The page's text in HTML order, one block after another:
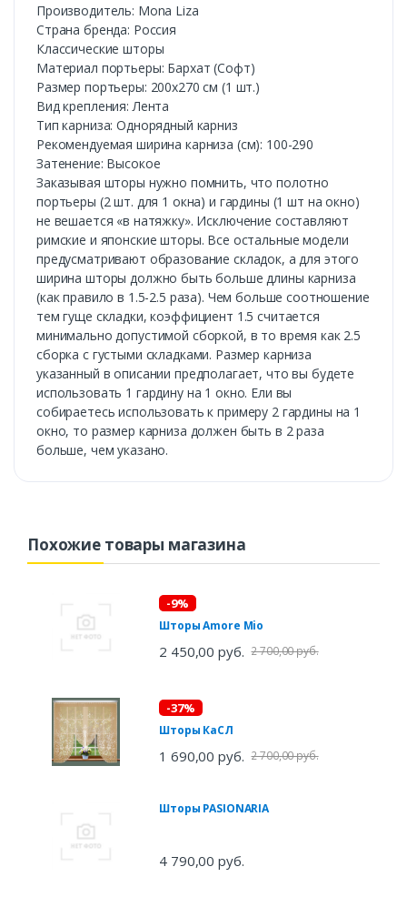
Производитель: Mona Liza
Страна бренда: Россия
Классические шторы
Материал портьеры: Бархат (Софт)
Размер портьеры: 200х270 см (1 шт.)
Вид крепления: Лента
Тип карниза: Однорядный карниз
Рекомендуемая ширина карниза (см): 100-290
Затенение: Высокое
Заказывая шторы нужно помнить, что полотно
портьеры (2 шт. для 1 окна) и гардины (1 шт на окно)
не вешается «в натяжку». Исключение составляют
римские и японские шторы. Все остальные модели
предусматривают образование складок, а для этого
ширина шторы должно быть больше длины карниза
(как правило в 1.5-2.5 раза). Чем больше соотношение
тем гуще складки, коэффициент 1.5 считается
минимально допустимой сборкой, в то время как 2.5
сборка с густыми складками. Размер карниза
указанный в описании предполагает, что вы будете
использовать 1 гардину на 1 окно. Ели вы
собираетесь использовать к примеру 2 гардины на 1
окно, то размер карниза должен быть в 2 раза
больше, чем указано.
Похожие товары магазина
-9%
Шторы Amore Mio
2 450,00 руб. 2 700,00 руб.
-37%
Шторы КаСЛ
1 690,00 руб. 2 700,00 руб.
Шторы PASIONARIA
4 790,00 руб.